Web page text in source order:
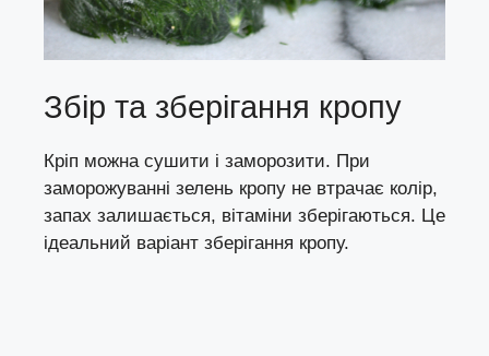
Збір та зберігання кропу
Кріп можна сушити і заморозити. При
заморожуванні зелень кропу не втрачає колір,
запах залишається, вітаміни зберігаються. Це
ідеальний варіант зберігання кропу.